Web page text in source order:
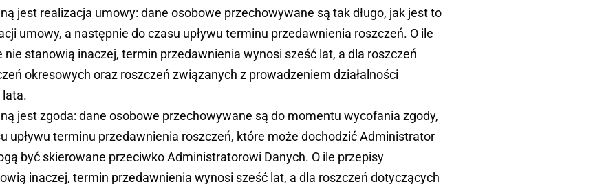
jest realizacja umowy: dane osobowe przechowywane są tak długo, jak jest to
umowy, a następnie do czasu upływu terminu przedawnienia roszczeń. O ile
nie stanowią inaczej, termin przedawnienia wynosi sześć lat, a dla roszczeń
okresowych oraz roszczeń związanych z prowadzeniem działalności
lata.
jest zgoda: dane osobowe przechowywane są do momentu wycofania zgody,
upływu terminu przedawnienia roszczeń, które może dochodzić Administrator
być skierowane przeciwko Administratorowi Danych. O ile przepisy
inaczej, termin przedawnienia wynosi sześć lat, a dla roszczeń dotyczących